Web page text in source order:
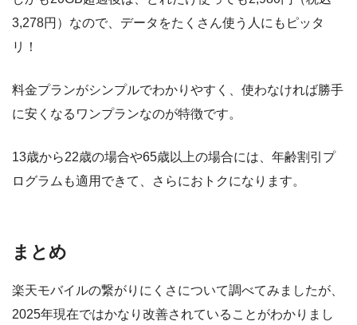
3,278円）なので、データをたくさん使う人にもピッタ
リ！
料金プランがシンプルでわかりやすく、使わなければ勝手
に安くなるワンプランなのが特徴です。
13歳から22歳の場合や65歳以上の場合には、年齢割引プ
ログラムも適用できて、さらにおトクになります。
まとめ
楽天モバイルの繋がりにくさについて調べてみましたが、
2025年現在ではかなり改善されていることがわかりまし